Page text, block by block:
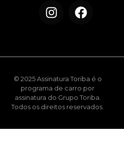
© 2025 Assinatura Toriba é o
programa de carro por
assinatura do Grupo Toriba.
Todos os direitos reservados.